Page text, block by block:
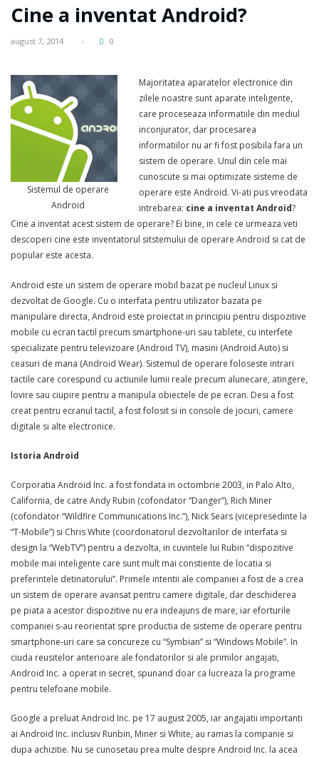
Cine a inventat Android?
august 7, 2014 0
Sistemul de operare
Android
Majoritatea aparatelor electronice din
zilele noastre sunt aparate inteligente,
care proceseaza informatiile din mediul
inconjurator, dar procesarea
informatiilor nu ar fi fost posibila fara un
sistem de operare. Unul din cele mai
cunoscute si mai optimizate sisteme de
operare este Android. Vi-ati pus vreodata
intrebarea: cine a inventat Android?
Cine a inventat acest sistem de operare? Ei bine, in cele ce urmeaza veti
descoperi cine este inventatorul sitstemului de operare Android si cat de
popular este acesta.
Android este un sistem de operare mobil bazat pe nucleul Linux si
dezvoltat de Google. Cu o interfata pentru utilizator bazata pe
manipulare directa, Android este proiectat in principiu pentru dispozitive
mobile cu ecran tactil precum smartphone-uri sau tablete, cu interfete
specializate pentru televizoare (Android TV), masini (Android Auto) si
ceasuri de mana (Android Wear). Sistemul de operare foloseste intrari
tactile care corespund cu actiunile lumii reale precum alunecare, atingere,
lovire sau ciupire pentru a manipula obiectele de pe ecran. Desi a fost
creat pentru ecranul tactil, a fost folosit si in console de jocuri, camere
digitale si alte electronice.
Istoria Android
Corporatia Android Inc. a fost fondata in octombrie 2003, in Palo Alto,
California, de catre Andy Rubin (cofondator “Danger”), Rich Miner
(cofondator “Wildfire Communications Inc.”), Nick Sears (vicepresedinte la
“T-Mobile”) si Chris White (coordonatorul dezvoltarilor de interfata si
design la “WebTV”) pentru a dezvolta, in cuvintele lui Rubin “dispozitive
mobile mai inteligente care sunt mult mai constiente de locatia si
preferintele detinatorului”. Primele intentii ale companiei a fost de a crea
un sistem de operare avansat pentru camere digitale, dar deschiderea
pe piata a acestor dispozitive nu era indeajuns de mare, iar eforturile
companiei s-au reorientat spre productia de sisteme de operare pentru
smartphone-uri care sa concureze cu “Symbian” si “Windows Mobile”. In
ciuda reusitelor anterioare ale fondatorilor si ale primilor angajati,
Android Inc. a operat in secret, spunand doar ca lucreaza la programe
pentru telefoane mobile.
Google a preluat Android Inc. pe 17 august 2005, iar angajatii importanti
ai Android Inc. inclusiv Runbin, Miner si White, au ramas la companie si
dupa achizitie. Nu se cunosetau prea multe despre Android Inc. la acea